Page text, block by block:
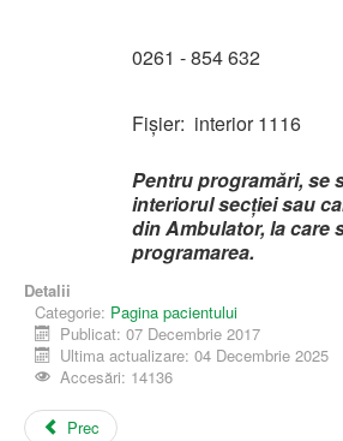
0261 - 854 632
Fişier: interior 1116
Pentru programări, se
interiorul secţiei sau
din Ambulator, la care
programarea.
Detalii
Categorie: Pagina pacientului
Publicat: 07 Decembrie 2017
Ultima actualizare: 04 Decembrie 2025
Accesări: 14136
Prec